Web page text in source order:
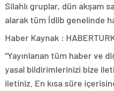
Silahlı gruplar, dün akşam
alarak tüm İdlib genelinde
Haber Kaynak :
“Yayınlanan tüm haber ve
yasal bildirimlerinizi bize
iletiniz. En kısa süre